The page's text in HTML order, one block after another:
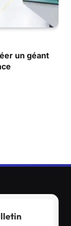
un géant